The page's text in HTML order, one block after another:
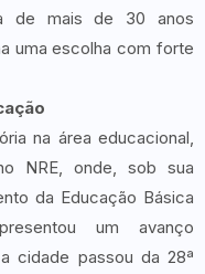
de mais de 30 anos
uma escolha com forte
na área educacional,
NRE, onde, sob sua
da Educação Básica
um avanço
cidade passou da 28ª